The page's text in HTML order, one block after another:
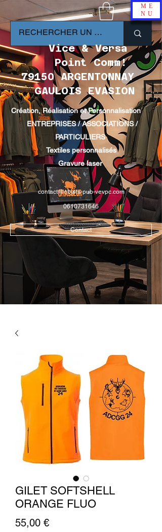
ME
NU
Vice & Versa
Point Comm!
79150 ARGENTONNAY
GAULOIS EVASION
Création, Réalisation et Personnalisation
ENTREPRISES / ASSOCIATIONS /
PARTICULIERS
Textiles personnalisés
Gravure laser
contact@objets-pub-vevpc.com
0610731646
Contact
GILET SOFTSHELL
ORANGE FLUO
55,00 €Prix